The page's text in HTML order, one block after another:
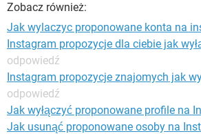
WINDOWS 10
Zobacz również:
Jak wylaczyc proponowane konta na
Instagram propozycje dla ciebie jak
odpowiedź
Instagram propozycje znajomych jak
odpowiedź
Jak wyłączyć proponowane profile na
Jak usunąć proponowane osoby na